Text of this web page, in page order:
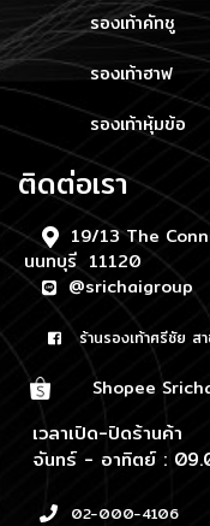
รองเท้าคัทชู
รองเท้าฮาฟ
รองเท้าหุ้มข้อ
ติดต่อเรา
19/13 The
นนทบุรี 11120
@srichaigroup
ร้านรองเท้าศรีชัย ส
Shopee
เวลาเปิด-ปิดร้านค้า
จันทร์ - อาทิตย์ :
02-000-4106